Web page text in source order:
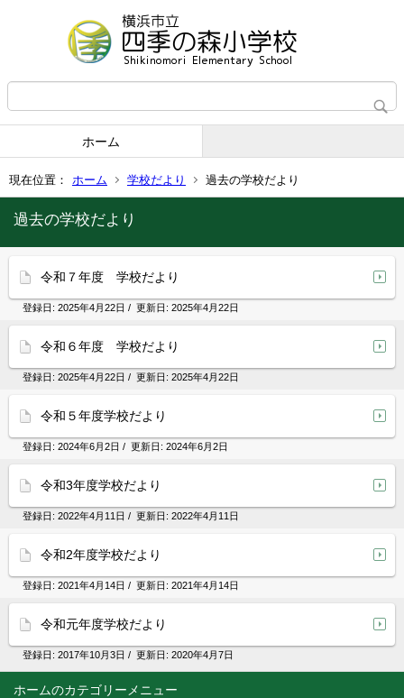
ホーム
現在位置： ホーム 学校だより 過去の学校だより
ホーム
過去の学校だより
令和７年度 学校だより
登録日: 2025年4月22日 / 更新日: 2025年4月22日
令和６年度 学校だより
登録日: 2025年4月22日 / 更新日: 2025年4月22日
令和５年度学校だより
登録日: 2024年6月2日 / 更新日: 2024年6月2日
令和3年度学校だより
登録日: 2022年4月11日 / 更新日: 2022年4月11日
令和2年度学校だより
登録日: 2021年4月14日 / 更新日: 2021年4月14日
令和元年度学校だより
登録日: 2017年10月3日 / 更新日: 2020年4月7日